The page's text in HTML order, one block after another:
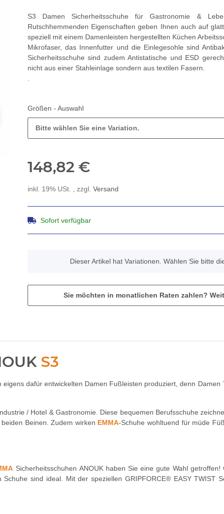
S3 Damen Sicherheitsschuhe für Gastronomie &
Rutschhemmenden Eigenschaften geben Ihnen auch auf
speziell mit einem Damenleisten hergestellten Küchen
Mikrofaser, das Innenfutter und die Einlegesohle sind
Sicherheitsschuhe sind zudem Antistatische und ESD
nicht aus einer Stahleinlage sondern aus textilen Fasern.
Größen - Auswahl
Bitte wählen Sie eine Variation.
148,82 €
inkl. 19% USt. , zzgl. Versand
Sofort verfügbar
Dieser Artikel hat Variationen. Wählen Sie bitte
Sie möchten in monatlichen Raten zahlen?
S3
dafür entwickelten Damen Fußleisten produziert, denn Damen
/ Hotel & Gastronomie. Diese bequemen Berufsschuhe
Beinen. Zudem wirken EMMA-Schuhe wohltuend für müde
Sicherheitsschuhen ANOUK haben Sie eine gute Wahl
sind ideal. Mit der speziellen GRIPFORCE® EASY TWIST